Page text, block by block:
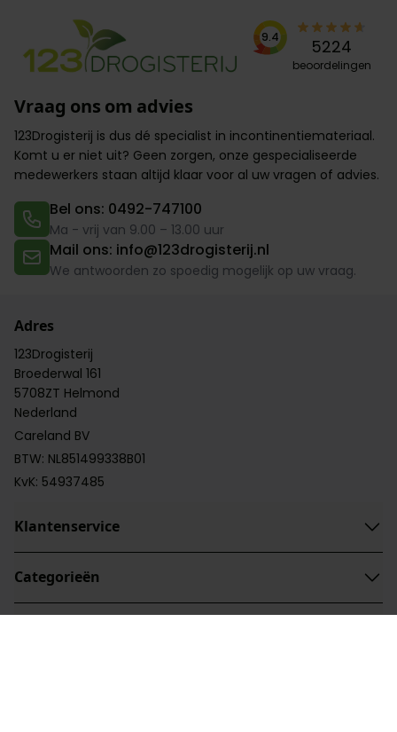
9.4 5224
beoordelingen
Vraag ons om advies
123Drogisterij is dus dé specialist in incontinentiemateriaal.
Komt u er niet uit? Geen zorgen, onze gespecialiseerde
medewerkers staan altijd klaar voor al uw vragen of advies.
Bel ons: 0492-747100
Ma - vrij van 9.00 – 13.00 uur
Mail ons: info@123drogisterij.nl
We antwoorden zo spoedig mogelijk op uw vraag.
Adres
123Drogisterij
Broederwal 161
5708ZT Helmond
Nederland
Careland BV
BTW: NL851499338B01
KvK: 54937485
Klantenservice
Categorieën